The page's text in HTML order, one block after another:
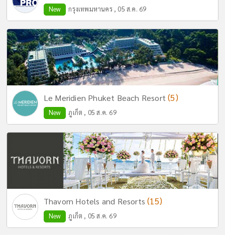
New กรุงเทพมหานคร , 05 ส.ค. 69
Le Meridien Phuket Beach Resort(5)
New ภูเก็ต , 05 ส.ค. 69
Thavorn Hotels and Resorts(15)
New ภูเก็ต , 05 ส.ค. 69